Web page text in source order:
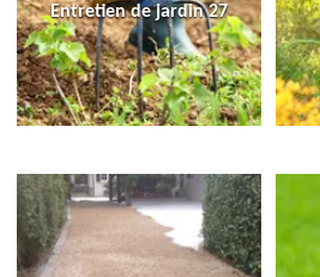
Entretien de jardin 27